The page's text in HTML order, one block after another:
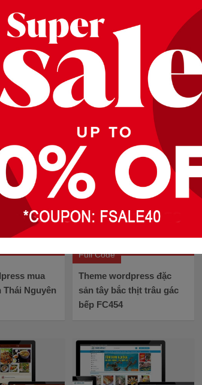
củ quả cho Wordpress
( giao diện thông minh cho di động ) .Hỗ
giới hạn.
chuyên nghiệp
về mặt hàng rau củ quả thực phẩm nhưng
khác .
mua
Thái Nguyên
Full Code
Theme wordpress đặc
sản tây bắc thịt trâu gác
bếp FC454